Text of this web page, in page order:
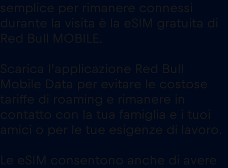
semplice per rimanere connessi
durante la visita è la eSIM gratuita di
Red Bull MOBILE.
Scarica l’applicazione Red Bull
Mobile Data per evitare le costose
tariffe di roaming e rimanere in
contatto con la tua famiglia e i tuoi
amici o per le tue esigenze di lavoro.
Le eSIM consentono anche di avere